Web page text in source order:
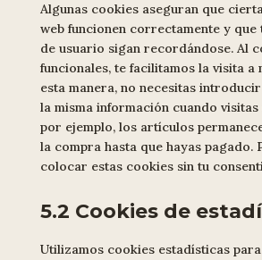
Algunas cookies aseguran que
web funcionen correctamente y que
de usuario sigan recordándose. Al
funcionales, te facilitamos la visita a
esta manera, no necesitas
la misma información cuando visitas
por ejemplo, los artículos
la compra hasta que hayas pagado.
colocar estas cookies sin tu
5.2 Cookies de
Utilizamos cookies estadísticas